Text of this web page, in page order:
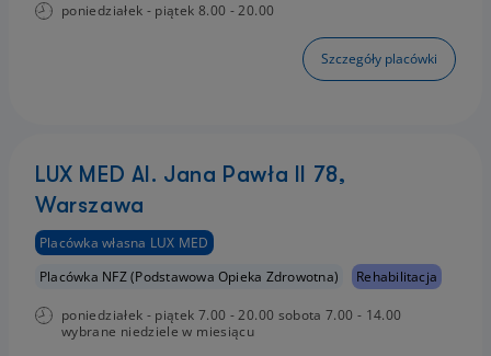
poniedziałek - piątek 8.00 - 20.00
Szczegóły placówki
LUX MED Al. Jana Pawła II 78,
Warszawa
Placówka własna LUX MED
Placówka NFZ (Podstawowa Opieka Zdrowotna)
Rehabilitacja
poniedziałek - piątek 7.00 - 20.00 sobota 7.00 - 14.00
wybrane niedziele w miesiącu